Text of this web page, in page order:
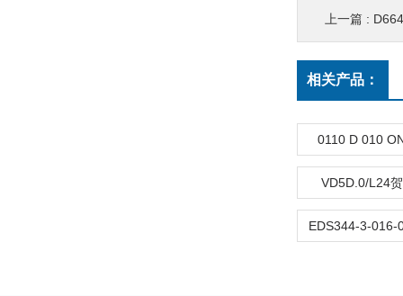
上一篇 :
相关产品：
0110 D 010
VD5D.0/L24